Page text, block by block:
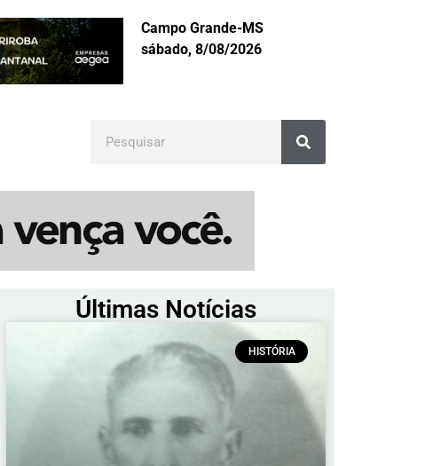
Campo Grande-MS
sábado, 8/08/2026
Últimas Notícias
HISTÓRIA